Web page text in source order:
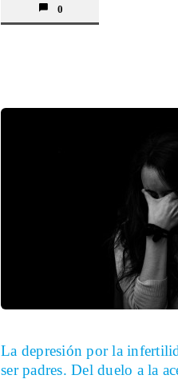
0
La depresión por la
ser padres. Del duelo a la